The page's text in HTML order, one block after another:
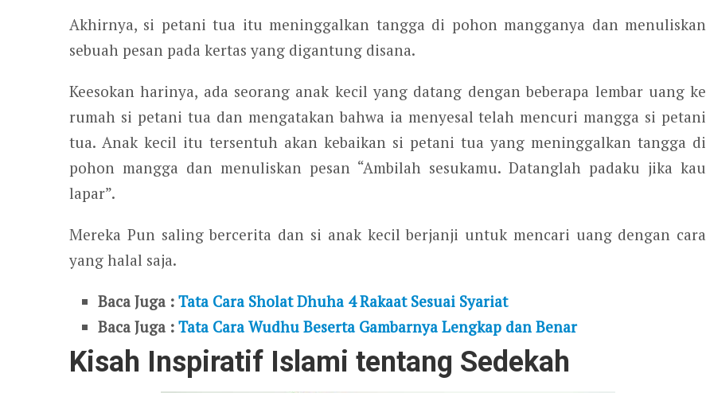
Akhirnya, si petani tua itu meninggalkan tangga di pohon mangganya dan menuliskan
sebuah pesan pada kertas yang digantung disana.
Keesokan harinya, ada seorang anak kecil yang datang dengan beberapa lembar uang ke
rumah si petani tua dan mengatakan bahwa ia menyesal telah mencuri mangga si petani
tua. Anak kecil itu tersentuh akan kebaikan si petani tua yang meninggalkan tangga di
pohon mangga dan menuliskan pesan “Ambilah sesukamu. Datanglah padaku jika kau
lapar”.
Mereka Pun saling bercerita dan si anak kecil berjanji untuk mencari uang dengan cara
yang halal saja.
Baca Juga :Tata Cara Sholat Dhuha 4 Rakaat Sesuai Syariat
Baca Juga :Tata Cara Wudhu Beserta Gambarnya Lengkap dan Benar
Kisah Inspiratif Islami tentang Sedekah